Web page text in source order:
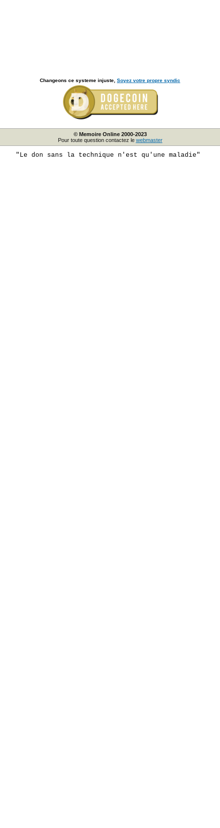
Changeons ce systeme injuste, Soyez votre propre syndic
© Memoire Online 2000-2023
Pour toute question contactez le webmaster
"Le don sans la technique n'est qu'une maladie"